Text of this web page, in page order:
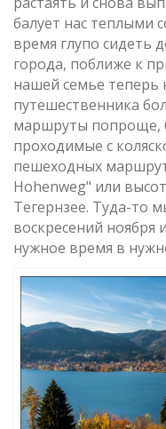
балует нас теплыми
время глупо сидеть
города, поближе к
нашей семье теперь
путешественника
маршруты попроще,
проходимые с
пешеходных
Hohenweg" или
Тегернзее. Туда-то
воскресений ноября
нужное время в